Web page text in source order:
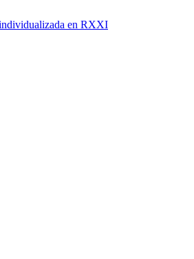
en RXXI